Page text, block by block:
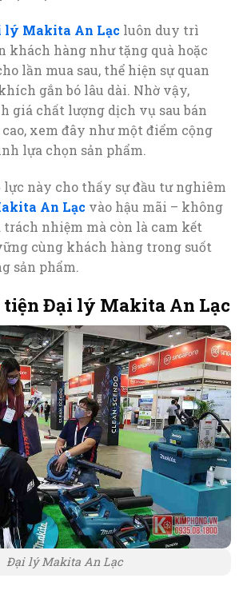
lý Makita An Lạc luôn duy trì
khách hàng như tặng quà hoặc
lần mua sau, thể hiện sự quan
gắn bó lâu dài. Nhờ vậy,
giá chất lượng dịch vụ sau bán
xem đây như một điểm cộng
lựa chọn sản phẩm.
lực này cho thấy sự đầu tư nghiêm
An Lạc vào hậu mãi – không
nhiệm mà còn là cam kết
cùng khách hàng trong suốt
sản phẩm.
Đại lý Makita An Lạc
Đại lý Makita An Lạc